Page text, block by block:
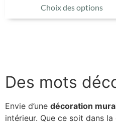
Choix des options
Des mots
Envie d’une décoration
intérieur. Que ce soit dans